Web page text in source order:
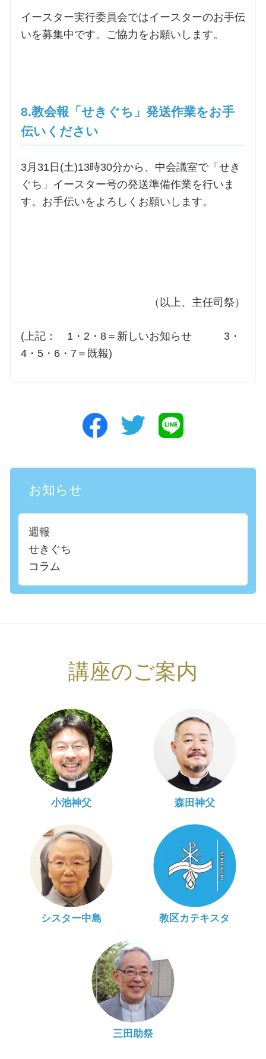
イースター実行委員会ではイースターのお手伝
いを募集中です。ご協力をお願いします。
8.教会報「せきぐち」発送作業をお手
伝いください
3月31日(土)13時30分から、中会議室で「せき
ぐち」イースター号の発送準備作業を行いま
す。お手伝いをよろしくお願いします。
（以上、主任司祭）
(上記： 1・2・8＝新しいお知らせ 3・
4・5・6・7＝既報)
お知らせ
週報
せきぐち
コラム
講座のご案内
小池神父 森田神父
シスター中島 教区カテキスタ
三田助祭